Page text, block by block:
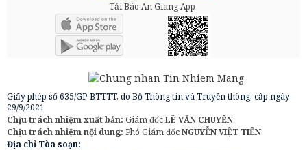
Tải Báo An Giang App
Giấy phép số 635/GP-BTTTT, do Bộ Thông tin và Truyền thông, cấp ngày
29/9/2021
Chịu trách nhiệm xuất bản: Giám đốcLÊ VĂN CHUYỂN
Chịu trách nhiệm nội dung: Phó Giám đốcNGUYỄN VIỆT TIẾN
Địa chỉ Tòa soạn: